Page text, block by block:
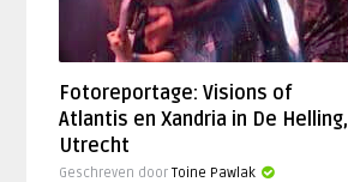
Fotoreportage: Visions of
Atlantis en Xandria in De Helling,
Utrecht
Geschreven doorToine Pawlak